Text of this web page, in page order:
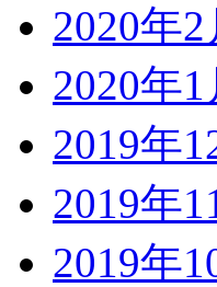
2020年2
2020年1
2019年
2019年
2019年